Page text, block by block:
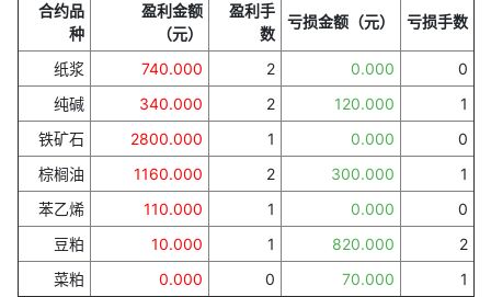
合约品
种
盈利金额
（元）
盈利手
数
亏损金额（元） 亏损手数
纸浆 740.000 2 0.000
0
纯碱
340.000 2 120.000
1
铁矿石
2800.000 1 0.000
0
棕榈油
1160.000 2 300.000
1
苯乙烯
110.000 1 0.000
0
豆粕
10.000 1 820.000
2
菜粕
0.000 0 70.000 1